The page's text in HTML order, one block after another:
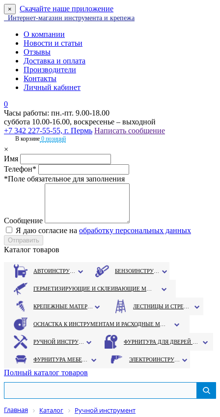
× Скачайте наше приложение
Интернет-магазин инструмента и крепежа
О компании
Новости и статьи
Отзывы
Доставка и оплата
Производители
Контакты
Личный кабинет
0
Часы работы: пн.-пт. 9.00-18.00
суббота 10.00-16.00, воскресенье – выходной
+7 342 227-55-55, г. Пермь Написать сообщение
В корзине 0 позиций
×
Имя
Телефон*
*Поле обязательное для заполнения
Сообщение
Я даю согласие на обработку персональных данных
Каталог товаров
Полный каталог товаров
Главная Каталог
Ручной инструмент